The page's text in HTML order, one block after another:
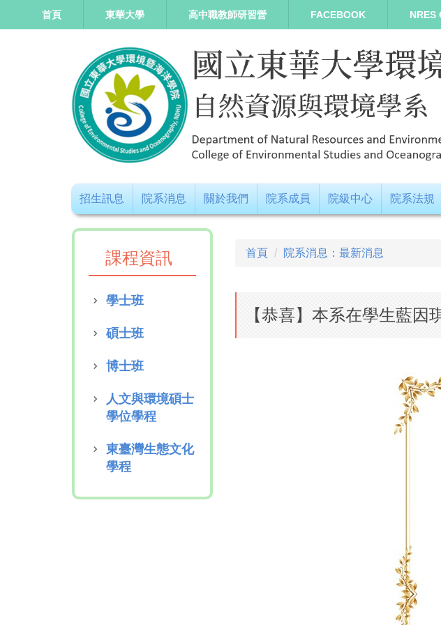
到
首頁 東華大學 高中職教師研習營 FACEBOOK NRES
招生訊息 院系消息 關於我們 院系成員 院級中心 院系法規
課程資訊
學士班
碩士班
博士班
人文與環境碩士
學位學程
東臺灣生態文化
學程
首頁 院系消息：最新消息
【恭喜】本系在學生藍因